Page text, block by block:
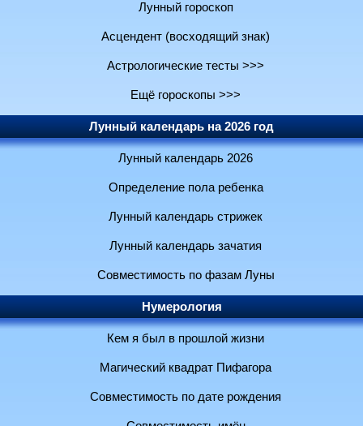
Лунный гороскоп
Асцендент (восходящий знак)
Астрологические тесты >>>
Ещё гороскопы >>>
Лунный календарь на 2026 год
Лунный календарь 2026
Определение пола ребенка
Лунный календарь стрижек
Лунный календарь зачатия
Совместимость по фазам Луны
Нумерология
Кем я был в прошлой жизни
Магический квадрат Пифагора
Совместимость по дате рождения